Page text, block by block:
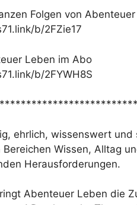
Folgen von
b/2FZie17
Leben im Abo
b/2FYWH8S
ehrlich, wissenswert
Bereichen Wissen, Alltag
Herausforderungen.
Abenteuer Leben die